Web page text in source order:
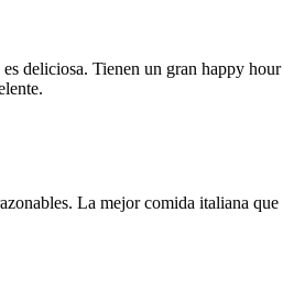
deliciosa. Tienen un gran happy
La mejor comida italiana